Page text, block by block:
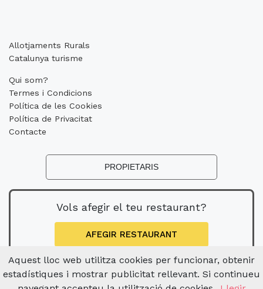
Allotjaments Rurals
Catalunya turisme
Qui som?
Termes i Condicions
Política de les Cookies
Política de Privacitat
Contacte
PROPIETARIS
Vols afegir el teu restaurant?
AFEGIR RESTAURANT
Aquest lloc web utilitza cookies per funcionar, obtenir
estadístiques i mostrar publicitat rellevant. Si continueu